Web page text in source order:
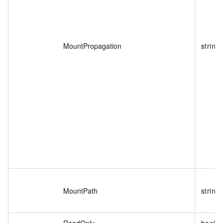
MountPropagation string
MountPath string